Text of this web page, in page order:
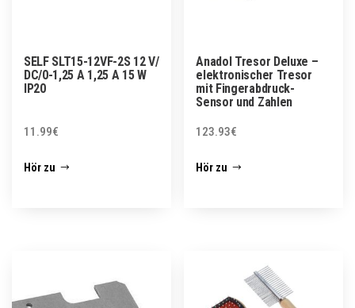
SELF SLT15-12VF-2S 12 V/
DC/0-1,25 A 1,25 A 15 W
IP20
11.99€
Hör zu
Anadol Tresor Deluxe –
elektronischer Tresor
mit Fingerabdruck-
Sensor und Zahlen
123.93€
Hör zu